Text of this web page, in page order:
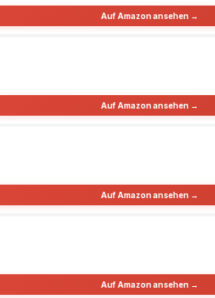
Auf Amazon ansehen →
Auf Amazon ansehen →
Auf Amazon ansehen →
Auf Amazon ansehen →